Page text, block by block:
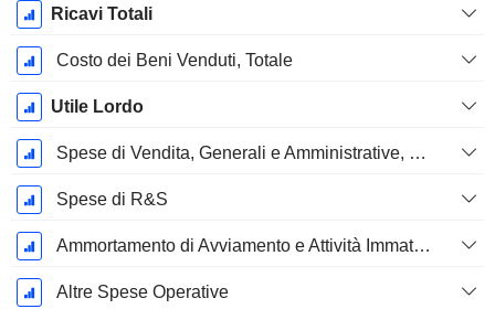
MaggioRicavi Totali
Costo dei Beni Venduti, Totale
Utile Lordo
Spese di Vendita, Generali e Amministrative, Totale
Spese di R&S
Ammortamento di Avviamento e Attività Immateriale - (CdR)
Altre Spese Operative